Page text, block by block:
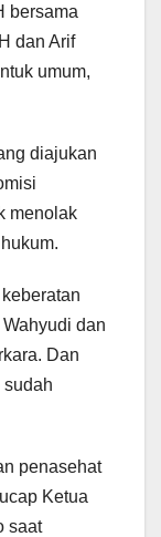
bersama
dan Arif
umum,
diajukan
menolak
dan
Dan
penasehat
Ketua
saat